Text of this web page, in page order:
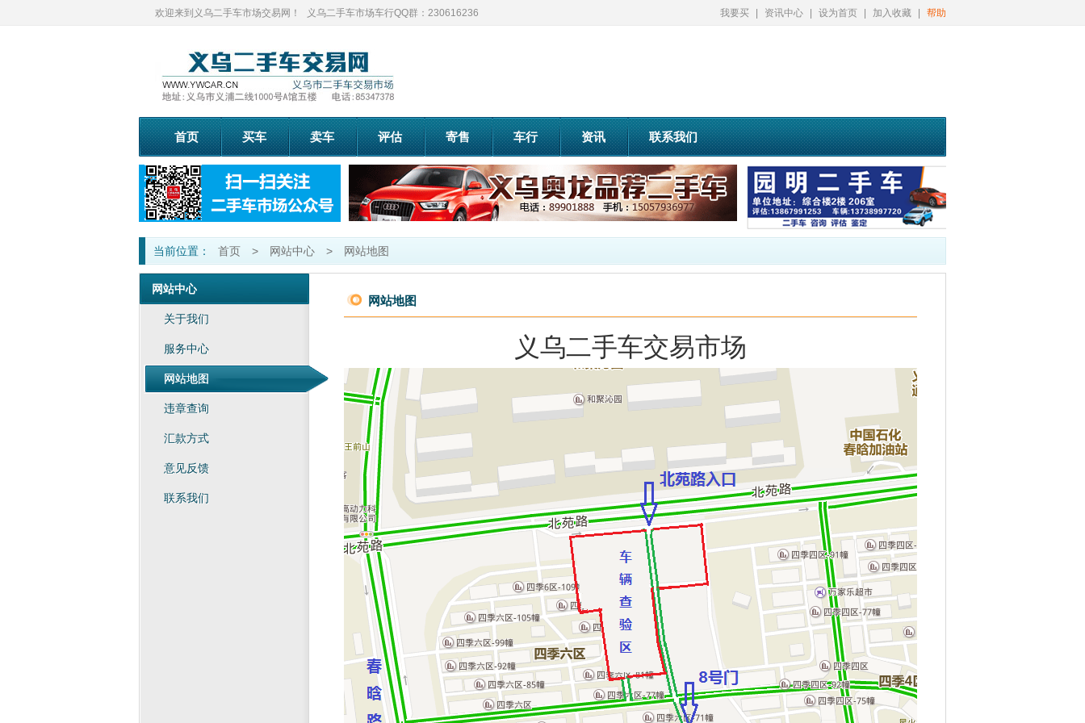
欢迎来到义乌二手车市场交易网！ 义乌二手车市场车行QQ群：230616236 我要买 资讯中心 设为首页 加入收藏 帮助
首页 买车 卖车 评估 寄售 车行 资讯 联系我们
当前位置： 首页 > 网站中心 > 网站地图
网站中心
关于我们
服务中心
网站地图
违章查询
汇款方式
意见反馈
联系我们
网站地图
义乌二手车交易市场